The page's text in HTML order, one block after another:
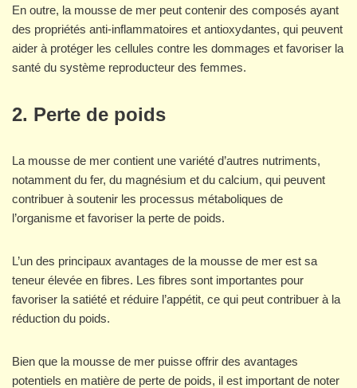
En outre, la mousse de mer peut contenir des composés ayant
des propriétés anti-inflammatoires et antioxydantes, qui peuvent
aider à protéger les cellules contre les dommages et favoriser la
santé du système reproducteur des femmes.
2. Perte de poids
La mousse de mer contient une variété d’autres nutriments,
notamment du fer, du magnésium et du calcium, qui peuvent
contribuer à soutenir les processus métaboliques de
l’organisme et favoriser la perte de poids.
L’un des principaux avantages de la mousse de mer est sa
teneur élevée en fibres. Les fibres sont importantes pour
favoriser la satiété et réduire l’appétit, ce qui peut contribuer à la
réduction du poids.
Bien que la mousse de mer puisse offrir des avantages
potentiels en matière de perte de poids, il est important de noter